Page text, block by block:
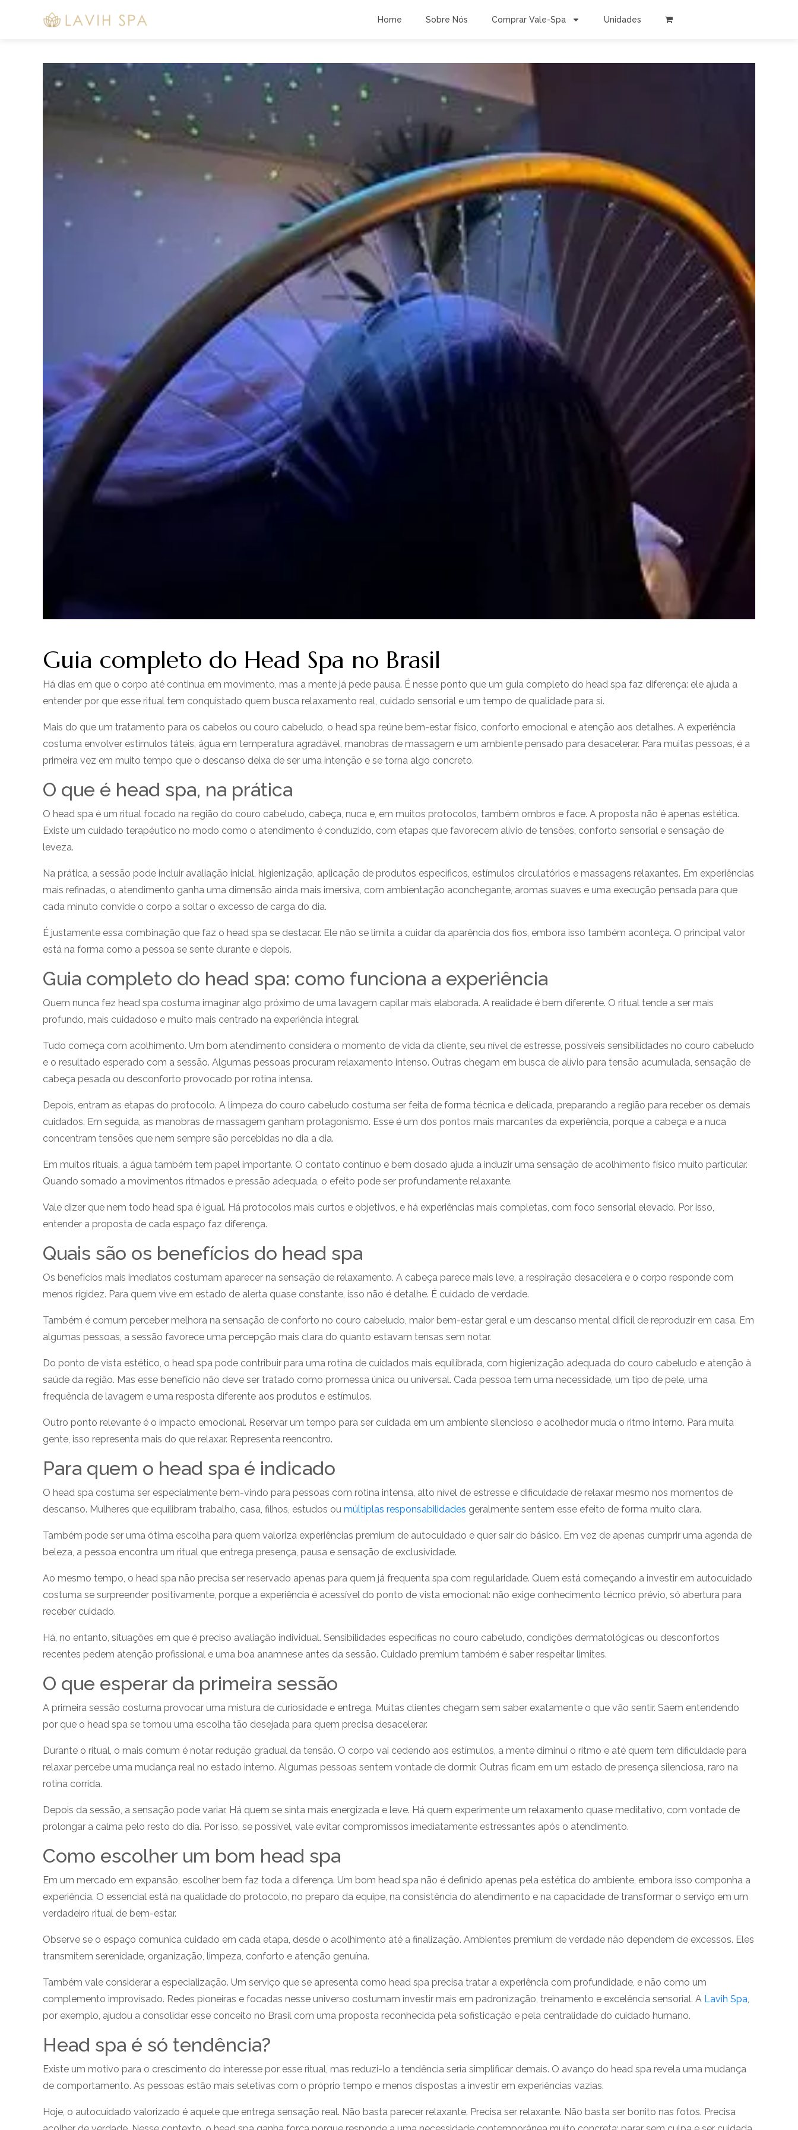
Home Sobre Nós Comprar Vale-Spa Unidades
Guia completo do Head Spa no Brasil
Há dias em que o corpo até continua em movimento, mas a mente já pede pausa. É nesse ponto que um guia completo do head spa faz diferença: ele ajuda a
entender por que esse ritual tem conquistado quem busca relaxamento real, cuidado sensorial e um tempo de qualidade para si.
Mais do que um tratamento para os cabelos ou couro cabeludo, o head spa reúne bem-estar físico, conforto emocional e atenção aos detalhes. A experiência
costuma envolver estímulos táteis, água em temperatura agradável, manobras de massagem e um ambiente pensado para desacelerar. Para muitas pessoas, é a
primeira vez em muito tempo que o descanso deixa de ser uma intenção e se torna algo concreto.
O que é head spa, na prática
O head spa é um ritual focado na região do couro cabeludo, cabeça, nuca e, em muitos protocolos, também ombros e face. A proposta não é apenas estética.
Existe um cuidado terapêutico no modo como o atendimento é conduzido, com etapas que favorecem alívio de tensões, conforto sensorial e sensação de
leveza.
Na prática, a sessão pode incluir avaliação inicial, higienização, aplicação de produtos específicos, estímulos circulatórios e massagens relaxantes. Em experiências
mais refinadas, o atendimento ganha uma dimensão ainda mais imersiva, com ambientação aconchegante, aromas suaves e uma execução pensada para que
cada minuto convide o corpo a soltar o excesso de carga do dia.
É justamente essa combinação que faz o head spa se destacar. Ele não se limita a cuidar da aparência dos fios, embora isso também aconteça. O principal valor
está na forma como a pessoa se sente durante e depois.
Guia completo do head spa: como funciona a experiência
Quem nunca fez head spa costuma imaginar algo próximo de uma lavagem capilar mais elaborada. A realidade é bem diferente. O ritual tende a ser mais
profundo, mais cuidadoso e muito mais centrado na experiência integral.
Tudo começa com acolhimento. Um bom atendimento considera o momento de vida da cliente, seu nível de estresse, possíveis sensibilidades no couro cabeludo
e o resultado esperado com a sessão. Algumas pessoas procuram relaxamento intenso. Outras chegam em busca de alívio para tensão acumulada, sensação de
cabeça pesada ou desconforto provocado por rotina intensa.
Depois, entram as etapas do protocolo. A limpeza do couro cabeludo costuma ser feita de forma técnica e delicada, preparando a região para receber os demais
cuidados. Em seguida, as manobras de massagem ganham protagonismo. Esse é um dos pontos mais marcantes da experiência, porque a cabeça e a nuca
concentram tensões que nem sempre são percebidas no dia a dia.
Em muitos rituais, a água também tem papel importante. O contato contínuo e bem dosado ajuda a induzir uma sensação de acolhimento físico muito particular.
Quando somado a movimentos ritmados e pressão adequada, o efeito pode ser profundamente relaxante.
Vale dizer que nem todo head spa é igual. Há protocolos mais curtos e objetivos, e há experiências mais completas, com foco sensorial elevado. Por isso,
entender a proposta de cada espaço faz diferença.
Quais são os benefícios do head spa
Os benefícios mais imediatos costumam aparecer na sensação de relaxamento. A cabeça parece mais leve, a respiração desacelera e o corpo responde com
menos rigidez. Para quem vive em estado de alerta quase constante, isso não é detalhe. É cuidado de verdade.
Também é comum perceber melhora na sensação de conforto no couro cabeludo, maior bem-estar geral e um descanso mental difícil de reproduzir em casa. Em
algumas pessoas, a sessão favorece uma percepção mais clara do quanto estavam tensas sem notar.
Do ponto de vista estético, o head spa pode contribuir para uma rotina de cuidados mais equilibrada, com higienização adequada do couro cabeludo e atenção à
saúde da região. Mas esse benefício não deve ser tratado como promessa única ou universal. Cada pessoa tem uma necessidade, um tipo de pele, uma
frequência de lavagem e uma resposta diferente aos produtos e estímulos.
Outro ponto relevante é o impacto emocional. Reservar um tempo para ser cuidada em um ambiente silencioso e acolhedor muda o ritmo interno. Para muita
gente, isso representa mais do que relaxar. Representa reencontro.
Para quem o head spa é indicado
O head spa costuma ser especialmente bem-vindo para pessoas com rotina intensa, alto nível de estresse e dificuldade de relaxar mesmo nos momentos de
descanso. Mulheres que equilibram trabalho, casa, filhos, estudos ou múltiplas responsabilidades geralmente sentem esse efeito de forma muito clara.
Também pode ser uma ótima escolha para quem valoriza experiências premium de autocuidado e quer sair do básico. Em vez de apenas cumprir uma agenda de
beleza, a pessoa encontra um ritual que entrega presença, pausa e sensação de exclusividade.
Ao mesmo tempo, o head spa não precisa ser reservado apenas para quem já frequenta spa com regularidade. Quem está começando a investir em autocuidado
costuma se surpreender positivamente, porque a experiência é acessível do ponto de vista emocional: não exige conhecimento técnico prévio, só abertura para
receber cuidado.
Há, no entanto, situações em que é preciso avaliação individual. Sensibilidades específicas no couro cabeludo, condições dermatológicas ou desconfortos
recentes pedem atenção profissional e uma boa anamnese antes da sessão. Cuidado premium também é saber respeitar limites.
O que esperar da primeira sessão
A primeira sessão costuma provocar uma mistura de curiosidade e entrega. Muitas clientes chegam sem saber exatamente o que vão sentir. Saem entendendo
por que o head spa se tornou uma escolha tão desejada para quem precisa desacelerar.
Durante o ritual, o mais comum é notar redução gradual da tensão. O corpo vai cedendo aos estímulos, a mente diminui o ritmo e até quem tem dificuldade para
relaxar percebe uma mudança real no estado interno. Algumas pessoas sentem vontade de dormir. Outras ficam em um estado de presença silenciosa, raro na
rotina corrida.
Depois da sessão, a sensação pode variar. Há quem se sinta mais energizada e leve. Há quem experimente um relaxamento quase meditativo, com vontade de
prolongar a calma pelo resto do dia. Por isso, se possível, vale evitar compromissos imediatamente estressantes após o atendimento.
Como escolher um bom head spa
Em um mercado em expansão, escolher bem faz toda a diferença. Um bom head spa não é definido apenas pela estética do ambiente, embora isso componha a
experiência. O essencial está na qualidade do protocolo, no preparo da equipe, na consistência do atendimento e na capacidade de transformar o serviço em um
verdadeiro ritual de bem-estar.
Observe se o espaço comunica cuidado em cada etapa, desde o acolhimento até a finalização. Ambientes premium de verdade não dependem de excessos. Eles
transmitem serenidade, organização, limpeza, conforto e atenção genuína.
Também vale considerar a especialização. Um serviço que se apresenta como head spa precisa tratar a experiência com profundidade, e não como um
complemento improvisado. Redes pioneiras e focadas nesse universo costumam investir mais em padronização, treinamento e excelência sensorial. A Lavih Spa
por exemplo, ajudou a consolidar esse conceito no Brasil com uma proposta reconhecida pela sofisticação e pela centralidade do cuidado humano.
Head spa é só tendência?
Existe um motivo para o crescimento do interesse por esse ritual, mas reduzi-lo a tendência seria simplificar demais. O avanço do head spa revela uma mudança
de comportamento. As pessoas estão mais seletivas com o próprio tempo e menos dispostas a investir em experiências vazias.
Hoje, o autocuidado valorizado é aquele que entrega sensação real. Não basta parecer relaxante. Precisa ser relaxante. Não basta ser bonito nas fotos. Precisa